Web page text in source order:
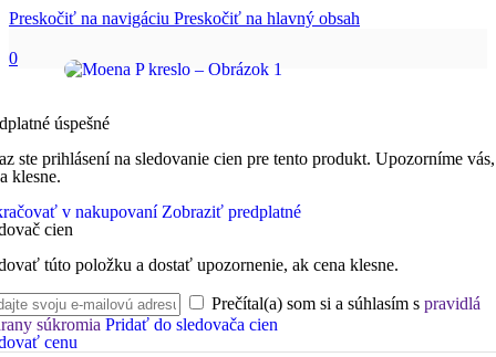
Preskočiť na navigáciu Preskočiť na hlavný obsah
0
úspešné
ste prihlásení na sledovanie cien pre tento produkt. Upozorníme
klesne.
v nakupovaní Zobraziť predplatné
cien
túto položku a dostať upozornenie, ak cena klesne.
Prečítal(a) som si a súhlasím s pravidlá
súkromia Pridať do sledovača cien
cenu